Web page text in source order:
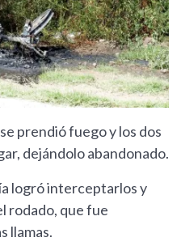
prendió fuego y los dos
dejándolo abandonado.
logró interceptarlos y
rodado, que fue
llamas.